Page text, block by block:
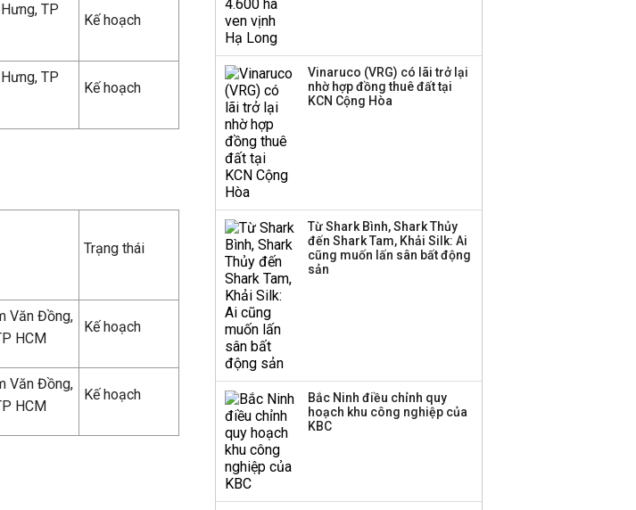
TP
Kế hoạch
TP
Kế hoạch
Trạng thái
Văn Đồng,
HCM
Kế hoạch
Văn Đồng,
HCM
Kế hoạch
hàng
Dự án Sheraton Phú
Hoè chỉ ra 6 nguyên
nhân khiến dòng vốn
trong nền kinh tế còn
Vinaruco (VRG) có lãi trở lại
nhờ hợp đồng thuê đất tại
KCN Cộng Hòa
Từ Shark Bình, Shark Thủy
đến Shark Tam, Khải Silk: Ai
cũng muốn lấn sân bất động
sản
Bắc Ninh điều chỉnh quy
hoạch khu công nghiệp của
KBC